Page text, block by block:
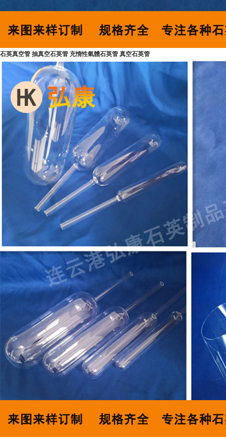
石英真空管 抽真空石英管 充惰性氣體石英管 真空石英管